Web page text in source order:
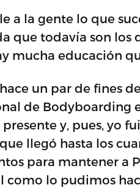
a la gente lo que
que todavía son los
mucha educación
un par de fines
de Bodyboarding
y, pues, yo
llegó hasta los
para mantener a
lo pudimos